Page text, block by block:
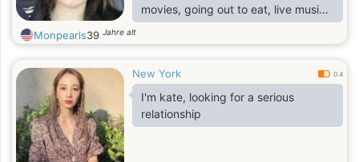
movies, going out to eat, live music,
shopping, games, festivals,
breweries/wineries, spending time
staying home cooking/ordering in
and watching movies.
Monpearls39 Jahre alt
New York 0.4
I'm kate, looking for a serious
relationship